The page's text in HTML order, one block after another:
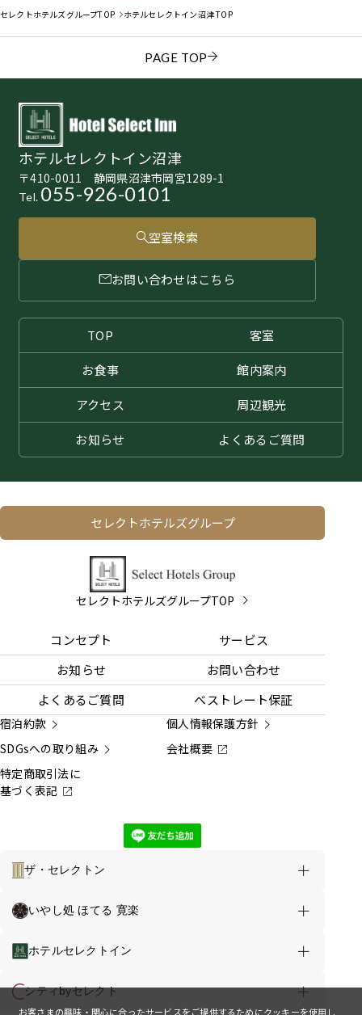
セレクトホテルズグループTOP ホテルセレクトイン沼津 TOP
PAGE TOP
ホテルセレクトイン沼津
〒410-0011 静岡県沼津市岡宮1289-1
Tel. 055-926-0101
空室検索
お問い合わせはこちら
TOP 客室
お食事 館内案内
アクセス 周辺観光
お知らせ よくある ご質問
ホテルセレクトイン沼津 TOP
セレクトホテルズグループ
セレクトホテルズグループTOP
コンセプト
サービス
お知らせ
お問い合わせ
よくあるご質問
ベストレート保証
宿泊約款
個人情報保護方針
SDGsへの取り組み
会社概要
特定商取引法に
基づく表記
ザ・セレクトン
いやし処 ほてる 寛楽
ホテルセレクトイン
シティbyセレクト
お客さまの興味・関心に合ったサービスをご提供するためにクッキーを使用し